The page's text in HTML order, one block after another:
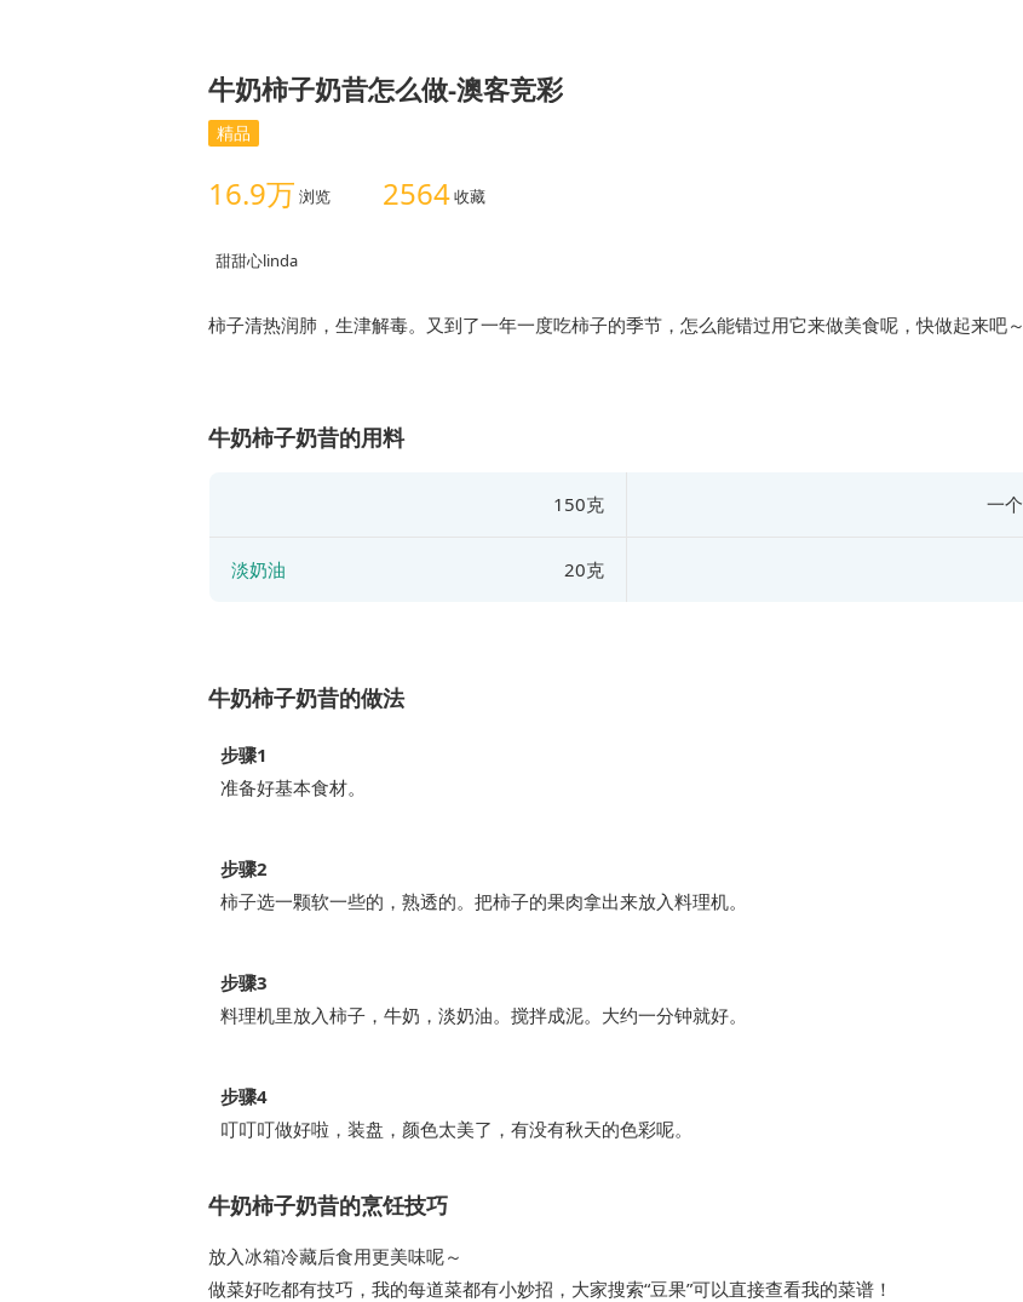
牛奶柿子奶昔怎么做-澳客竞彩
精品
16.9万 浏览 2564收藏
甜甜心linda
柿子清热润肺，生津解毒。又到了一年一度吃柿子的季节，怎么能错过用它来做美食呢，快做起来吧～
牛奶柿子奶昔的用料
150克 一个
淡奶油 20克
牛奶柿子奶昔的做法
步骤1
准备好基本食材。
步骤2
柿子选一颗软一些的，熟透的。把柿子的果肉拿出来放入料理机。
步骤3
料理机里放入柿子，牛奶，淡奶油。搅拌成泥。大约一分钟就好。
步骤4
叮叮叮做好啦，装盘，颜色太美了，有没有秋天的色彩呢。
牛奶柿子奶昔的烹饪技巧
放入冰箱冷藏后食用更美味呢～
做菜好吃都有技巧，我的每道菜都有小妙招，大家搜索“豆果”可以直接查看我的菜谱！